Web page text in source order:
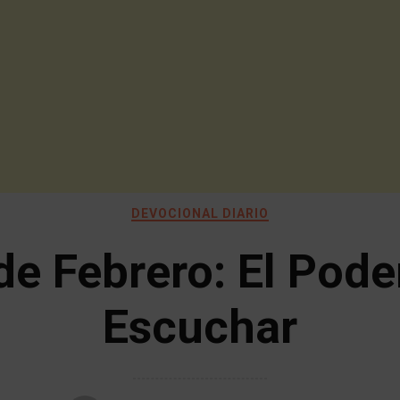
DEVOCIONAL DIARIO
Febrero: El
Escuchar